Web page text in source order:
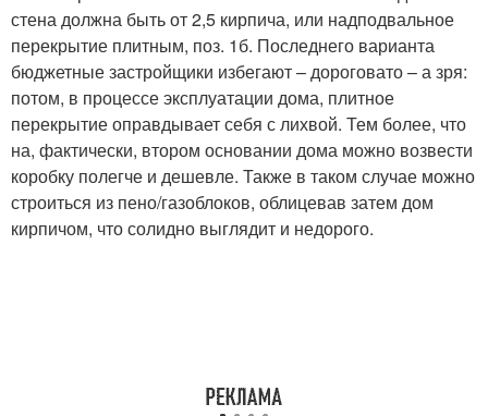
стена должна быть от 2,5 кирпича, или надподвальное
перекрытие плитным, поз. 1б. Последнего варианта
бюджетные застройщики избегают – дороговато – а зря:
потом, в процессе эксплуатации дома, плитное
перекрытие оправдывает себя с лихвой. Тем более, что
на, фактически, втором основании дома можно возвести
коробку полегче и дешевле. Также в таком случае можно
строиться из пено/газоблоков, облицевав затем дом
кирпичом, что солидно выглядит и недорого.